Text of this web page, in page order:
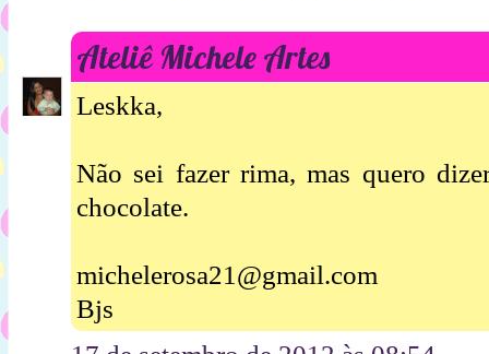
Ateliê Michele Artes
Leskka,
Não sei fazer rima, mas quero
chocolate.
michelerosa21@gmail.com
Bjs